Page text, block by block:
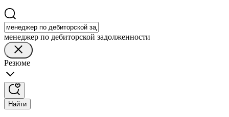
менеджер по дебиторской задолженности
Резюме
Найти